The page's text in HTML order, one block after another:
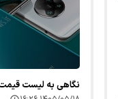
نگاهی به لیست